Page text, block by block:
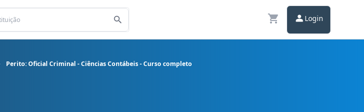
Login
Perito: Oficial Criminal - Ciências Contábeis - Curso completo